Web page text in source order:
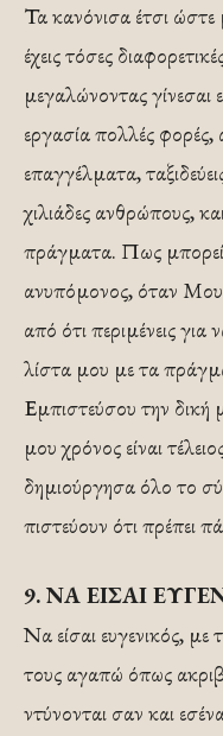
Τα κανόνισα έτσι
έχεις τόσες
μεγαλώνοντας γίνεσαι
εργασία πολλές φορές,
επαγγέλματα,
χιλιάδες ανθρώπους,
πράγματα. Πως
ανυπόμονος, όταν Μου
από ότι περιμένεις για
λίστα μου με τα
Εμπιστεύσου την δική
μου χρόνος είναι
δημιούργησα όλο το
πιστεύουν ότι πρέπει
9. ΝΑ ΕΙΣΑΙ
Να είσαι ευγενικός,
τους αγαπώ όπως
ντύνονται σαν και